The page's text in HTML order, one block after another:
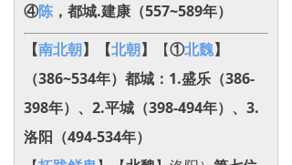
④陈 ，都城.建康（557~589年）
【南北朝】 【北朝】 【①北魏】
（386~534年）都城：1.盛乐（386-
398年）、2.平城（398-494年）、3.
洛阳（494-534年）